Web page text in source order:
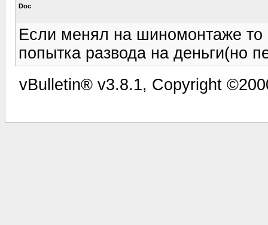
Doc
Если менял на шиномонтаже то
попытка развода на деньги(но
vBulletin® v3.8.1, Copyright